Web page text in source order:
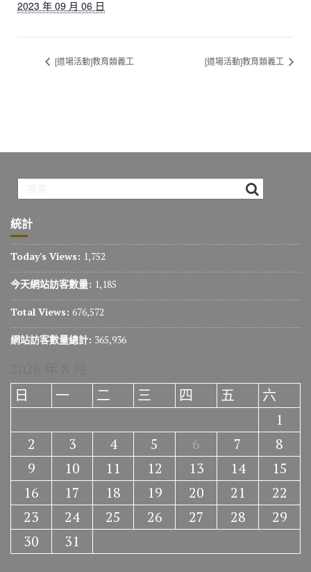
2023 年 09 月 06 日
[道場活動]教育類義工 [道場活動]教育類義工
統計
Today's Views: 1,752
今天網站訪客數量: 1,185
Total Views: 676,572
網站訪客數量總計: 365,936
日
一 二 三 四 五
六
1
2
3 4 5 6 7
8
9
10 11 12 13 14
15
16
17 18 19 20 21
22
23
24 25 26 27 28
29
30
31